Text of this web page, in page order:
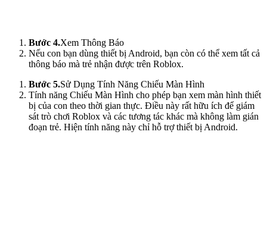
Bước 4.Xem Thông Báo
Nếu con bạn dùng thiết bị Android, bạn còn có thể xem tất cả
thông báo mà trẻ nhận được trên Roblox.
Bước 5.Sử Dụng Tính Năng Chiếu Màn Hình
Tính năng Chiếu Màn Hình cho phép bạn xem màn hình thiết
bị của con theo thời gian thực. Điều này rất hữu ích để giám
sát trò chơi Roblox và các tương tác khác mà không làm gián
đoạn trẻ. Hiện tính năng này chỉ hỗ trợ thiết bị Android.